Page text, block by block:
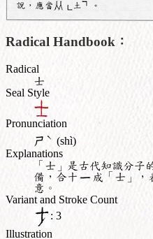
Radical Handbook：
Radical
士
Seal Style
Pronunciation
ㄕ ˋ (shì)
Explanations
「士」是古代知識分子
備，合十
成「士」，
意。
Variant and Stroke Count
: 3
Illustration